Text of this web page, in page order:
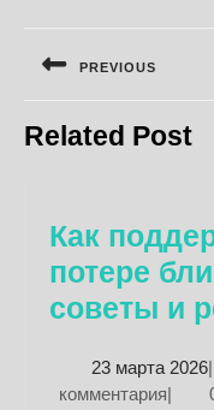
по
PREVIOUS
запись:
Related Post
Как
потере
советы и
23 марта 2026|
комментария|